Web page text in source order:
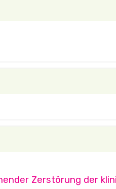
Zerstörung der